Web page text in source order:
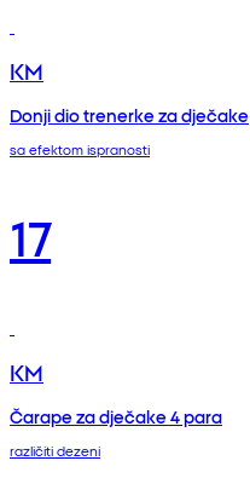
KM
Donji dio trenerke za dječake
sa efektom ispranosti
17
KM
Čarape za dječake 4 para
različiti dezeni